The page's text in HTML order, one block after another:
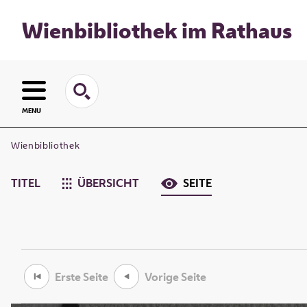
Wienbibliothek im Rathaus
MENU
Wienbibliothek
TITEL ÜBERSICHT SEITE
Erste Seite Vorige Seite